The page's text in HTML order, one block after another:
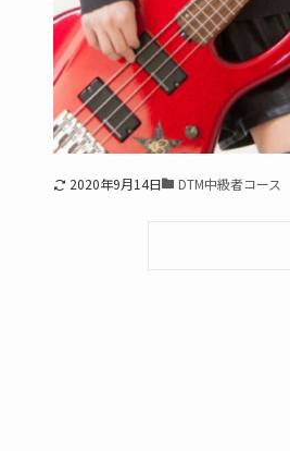
2020年9月14日 DTM中級者コース